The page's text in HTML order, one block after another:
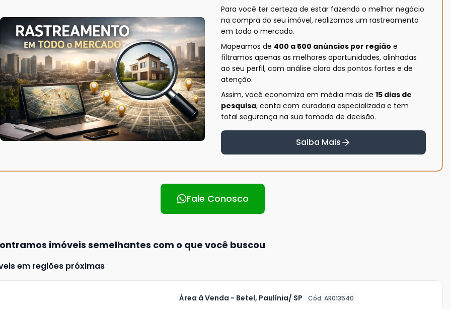
Para você ter certeza de estar fazendo o melhor negócio
na compra do seu imóvel, realizamos um rastreamento
em todo o mercado.
Mapeamos de 400 a 500 anúncios por região e
filtramos apenas as melhores oportunidades, alinhadas
ao seu perfil, com análise clara dos pontos fortes e de
atenção.
Assim, você economiza em média mais de 15 dias de
pesquisa, conta com curadoria especializada e tem
total segurança na sua tomada de decisão.
Saiba Mais
Fale Conosco
imóveis semelhantes com o que você buscou
em regiões próximas
Área à Venda - Betel, Paulínia/ SP Cód. AR013540